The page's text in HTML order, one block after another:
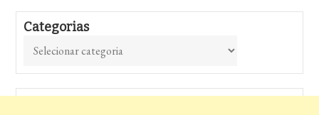
Categorias
Categorias